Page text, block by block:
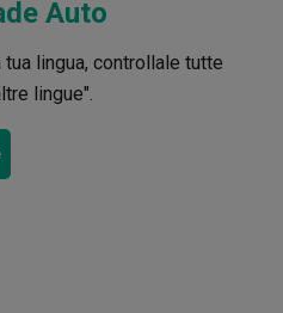
Auto
lingua, controllale tutte
lingue".